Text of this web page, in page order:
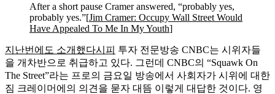
After a short pause Cramer answered, “probably yes,
probably yes.”[Jim Cramer: Occupy Wall Street Would
Have Appealed To Me In My Youth]
지난번에도 소개했다시피 투자 전문방송 CNBC는 시위자들
을 개차반으로 취급하고 있다. 그런데 CNBC의 “Squawk On
The Street”라는 프로의 금요일 방송에서 사회자가 시위에 대한
짐 크레이머에의 의견을 묻자 대뜸 이렇게 대답한 것이다. 영